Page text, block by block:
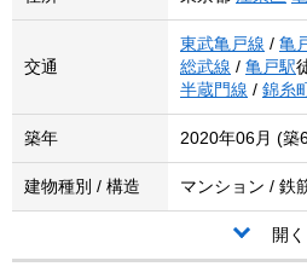
交通
東武亀戸線 / 亀
総武線 / 亀戸駅
半蔵門線 / 錦糸
築年 2020年06月 (築
建物種別 / 構造 マンション / 鉄
開く